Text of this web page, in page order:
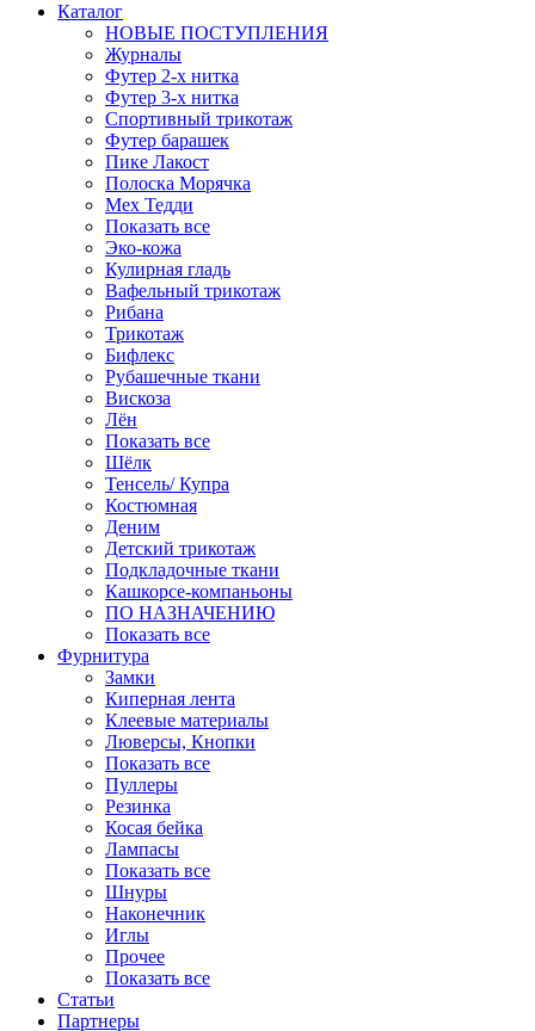
Каталог
НОВЫЕ ПОСТУПЛЕНИЯ
Журналы
Футер 2-х нитка
Футер 3-х нитка
Спортивный трикотаж
Футер барашек
Пике Лакост
Полоска Морячка
Мех Тедди
Показать все
Эко-кожа
Кулирная гладь
Вафельный трикотаж
Рибана
Трикотаж
Бифлекс
Рубашечные ткани
Вискоза
Лён
Показать все
Шёлк
Тенсель/ Купра
Костюмная
Деним
Детский трикотаж
Подкладочные ткани
Кашкорсе-компаньоны
ПО НАЗНАЧЕНИЮ
Показать все
Фурнитура
Замки
Киперная лента
Клеевые материалы
Люверсы, Кнопки
Показать все
Пуллеры
Резинка
Косая бейка
Лампасы
Показать все
Шнуры
Наконечник
Иглы
Прочее
Показать все
Статьи
Партнеры